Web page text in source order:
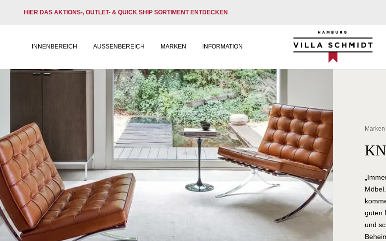
HIER DAS AKTIONS-, OUTLET- & QUICK SHIP SORTIMENT ENTDECKEN
INNENBEREICH AUSSENBEREICH MARKEN INFORMATION
Villa Schmidt
Marken
guten
und